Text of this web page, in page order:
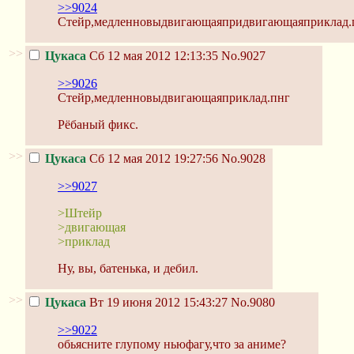
>>9024
>> Цукаса Сб 12 мая 2012 12:13:35 No.9027
>>9026
Стейр,медленновыдвигающаяприклад.пнг
Рёбаный фикс.
>> Цукаса Сб 12 мая 2012 19:27:56 No.9028
>>9027
>Штейр
>двигающая
>приклад
Ну, вы, батенька, и дебил.
>> Цукаса Вт 19 июня 2012 15:43:27 No.9080
>>9022
обьясните глупому ньюфагу,что за аниме?